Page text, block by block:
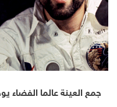
جمع العينة عالما